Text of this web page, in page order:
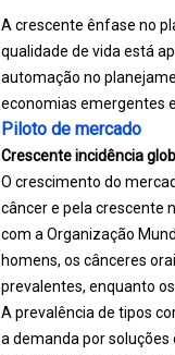
A crescente ênfase no
qualidade de vida está
automação no
economias emergentes
Piloto de mercado
Crescente incidência
O crescimento do
câncer e pela crescente
com a Organização
homens, os cânceres
prevalentes, enquanto
A prevalência de tipos
a demanda por